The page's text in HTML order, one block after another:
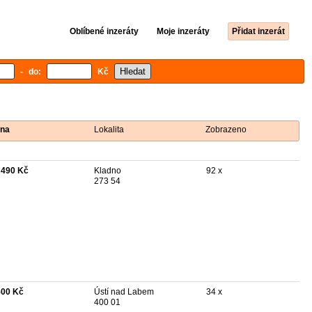
Oblíbené inzeráty Moje inzeráty Přidat inzerát
- do: Kč
Lokalita Zobrazeno
Kč
Kladno
273 54
92 x
Kč
Ústí nad Labem
400 01
34 x